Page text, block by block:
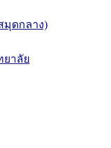
มุดกลาง)
าลัย